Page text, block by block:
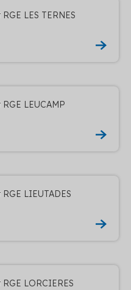
LES TERNES
LEUCAMP
LIEUTADES
LORCIERES